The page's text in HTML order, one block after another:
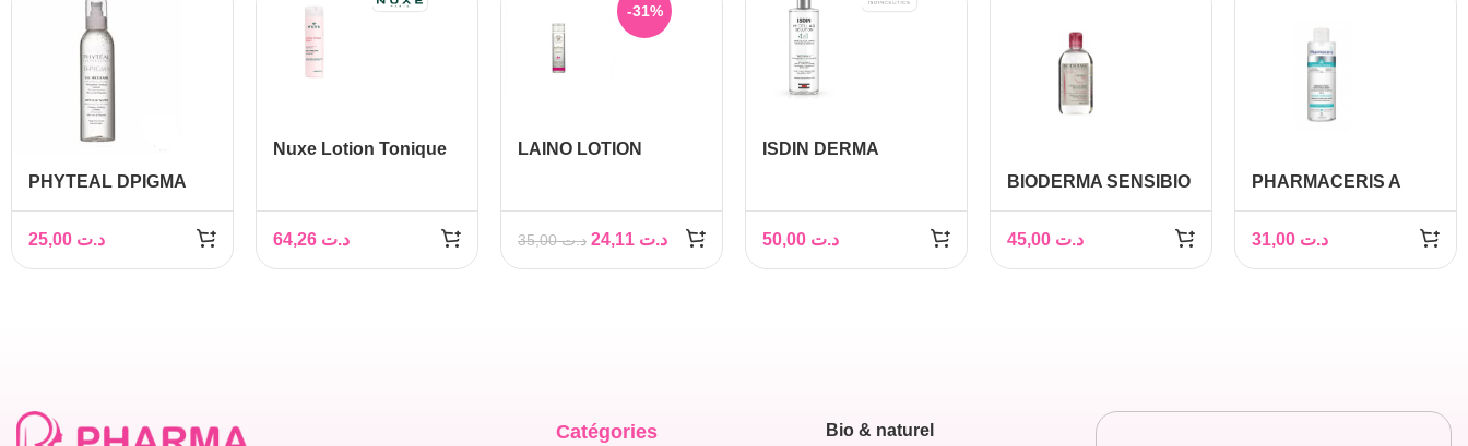
PHYTEAL DPIGMA
L’ALOE VERA 250ML
د.ت
Nuxe Lotion Tonique
د.ت
-31%
LAINO LOTION
د.ت35,00 د.ت
ISDIN DERMA
400MLد.ت
BIODERMA SENSIBIO
MICELLAIRE, 500ML
د.ت
PHARMACERIS A
EAU MICELLAIRE
PREBIOTIQUE 200 ML
د.ت
Catégories Bio & naturel